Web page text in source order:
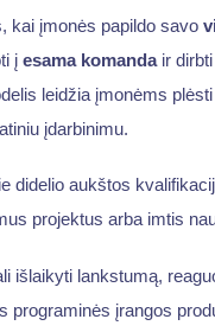
kai įmonės papildo savo
į esama komandair dirbti
leidžia įmonėms
įdarbinimu.
didelio aukštos
projektus arba imtis
išlaikyti lankstumą,
programinės įrangos